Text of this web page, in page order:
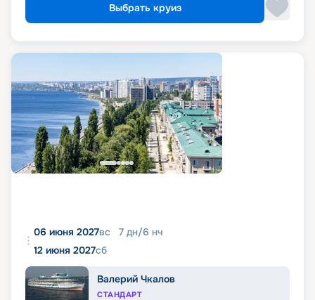
Выбрать круиз
06 июня 2027вс 7 дн/6 нч
12 июня 2027сб
Валерий Чкалов
СТАНДАРТ